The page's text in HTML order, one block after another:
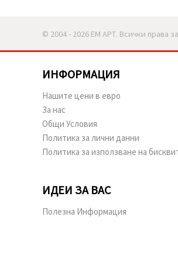
© 2004 - 2026 ЕМ АРТ. Всички права
ИНФОРМАЦИЯ
Нашите цени в евро
За нас
Общи Условия
Политика за лични данни
Политика за използване на
ИДЕИ ЗА ВАС
Полезна Информация